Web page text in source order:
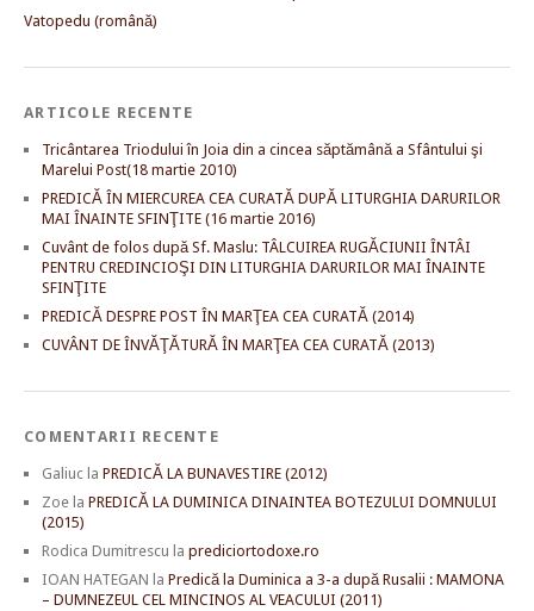
Vatopedu (română)
ARTICOLE RECENTE
Tricântarea Triodului în Joia din a cincea săptămână a Sfântului şi
Marelui Post(18 martie 2010)
PREDICĂ ÎN MIERCUREA CEA CURATĂ DUPĂ LITURGHIA DARURILOR
MAI ÎNAINTE SFINŢITE (16 martie 2016)
Cuvânt de folos după Sf. Maslu: TÂLCUIREA RUGĂCIUNII ÎNTÂI
PENTRU CREDINCIOŞI DIN LITURGHIA DARURILOR MAI ÎNAINTE
SFINŢITE
PREDICĂ DESPRE POST ÎN MARŢEA CEA CURATĂ (2014)
CUVÂNT DE ÎNVĂŢĂTURĂ ÎN MARŢEA CEA CURATĂ (2013)
COMENTARII RECENTE
Galiuc la PREDICĂ LA BUNAVESTIRE (2012)
Zoe la PREDICĂ LA DUMINICA DINAINTEA BOTEZULUI DOMNULUI
(2015)
Rodica Dumitrescu la prediciortodoxe.ro
IOAN HATEGAN la Predică la Duminica a 3-a după Rusalii : MAMONA
– DUMNEZEUL CEL MINCINOS AL VEACULUI (2011)